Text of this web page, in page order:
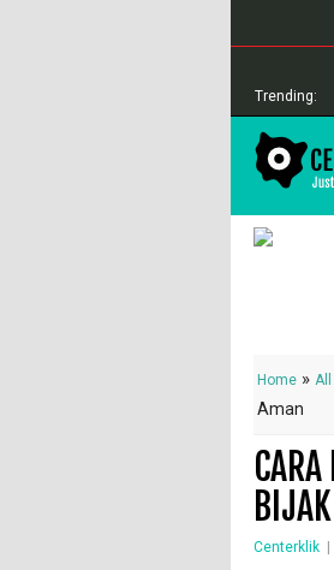
Trending:
Home »
Aman
Centerklik |